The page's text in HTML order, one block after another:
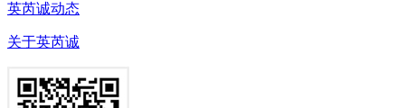
英芮诚动态
关于英芮诚